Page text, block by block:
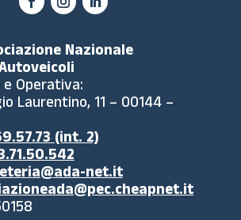
Nazionale
e Operativa:
Laurentino, 11 – 00144 –
(int. 2)
net.it